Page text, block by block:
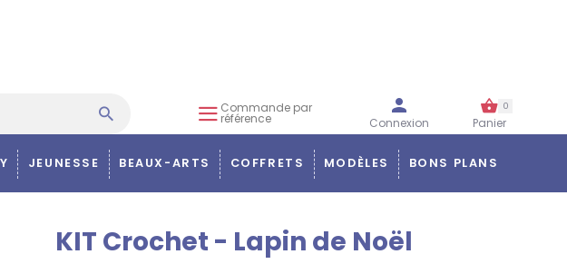
Commande par
référence Connexion Panier
0
JEUNESSE BEAUX-ARTS COFFRETS MODÈLES BONS PLANS
KIT Crochet - Lapin de Noël